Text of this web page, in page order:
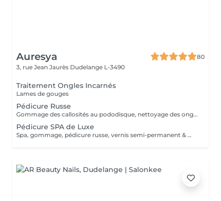
Auresya
80
3, rue Jean Jaurès Dudelange L-3490
Traitement Ongles Incarnés
Lames de gouges
Pédicure Russe
Gommage des callosités au pododisque, nettoyage des ongles à la russe
Pédicure SPA de Luxe
Spa, gommage, pédicure russe, vernis semi-permanent & massage